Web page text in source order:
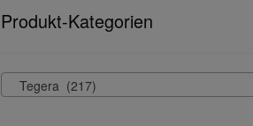
StartAGB Aktionen und Angebote
Produkt-Kategorien
Tegera (217)